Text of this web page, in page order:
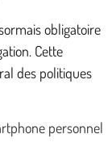
obligatoire
Cette
des politiques
personnel